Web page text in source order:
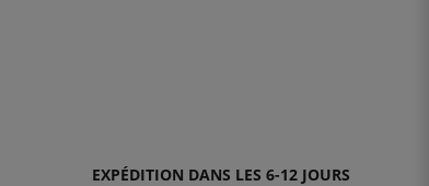
EXPÉDITION DANS LES 6-12 JOURS